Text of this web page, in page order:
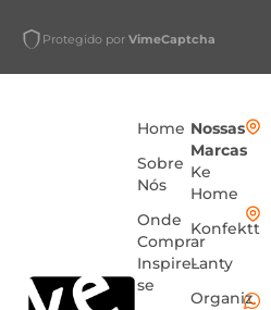
Protegido por VimeCaptcha
Home
Sobre
Nós
Onde
Comprar
Inspire-
se
Nossas
Marcas
Ke
Home
Konfektt
Lanty
Organiz